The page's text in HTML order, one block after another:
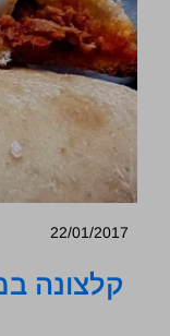
22/01/2017
קלצונה